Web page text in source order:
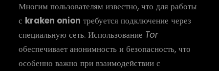
Многим пользователям известно, что для работы
с kraken onion требуется подключение через
специальную сеть. Использование Tor
обеспечивает анонимность и безопасность, что
особенно важно при взаимодействии с